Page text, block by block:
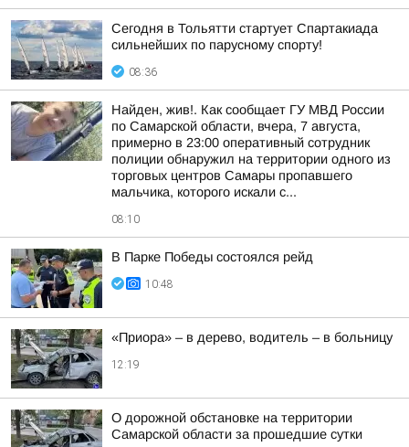
Сегодня в Тольятти стартует Спартакиада
сильнейших по парусному спорту!
08:36
Найден, жив!. Как сообщает ГУ МВД России
по Самарской области, вчера, 7 августа,
примерно в 23:00 оперативный сотрудник
полиции обнаружил на территории одного из
торговых центров Самары пропавшего
мальчика, которого искали с...
08:10
В Парке Победы состоялся рейд
10:48
«Приора» – в дерево, водитель – в больницу
12:19
О дорожной обстановке на территории
Самарской области за прошедшие сутки